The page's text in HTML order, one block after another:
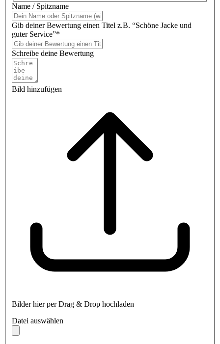
Name / Spitzname
Gib deiner Bewertung einen Titel z.B. “Schöne Jacke und
guter Service”*
Schreibe deine Bewertung
Bild hinzufügen
Bilder hier per Drag & Drop hochladen
Datei auswählen